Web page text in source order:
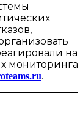
на
мониторинга
.